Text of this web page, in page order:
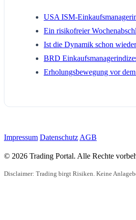
USA ISM-
Ein risikofreier
Ist die Dynamik schon
BRD
Erholungsbewegung vor
Impressum Datenschutz AGB
© 2026 Trading Portal. Alle Rechte
Disclaimer: Trading birgt Risiken. Keine